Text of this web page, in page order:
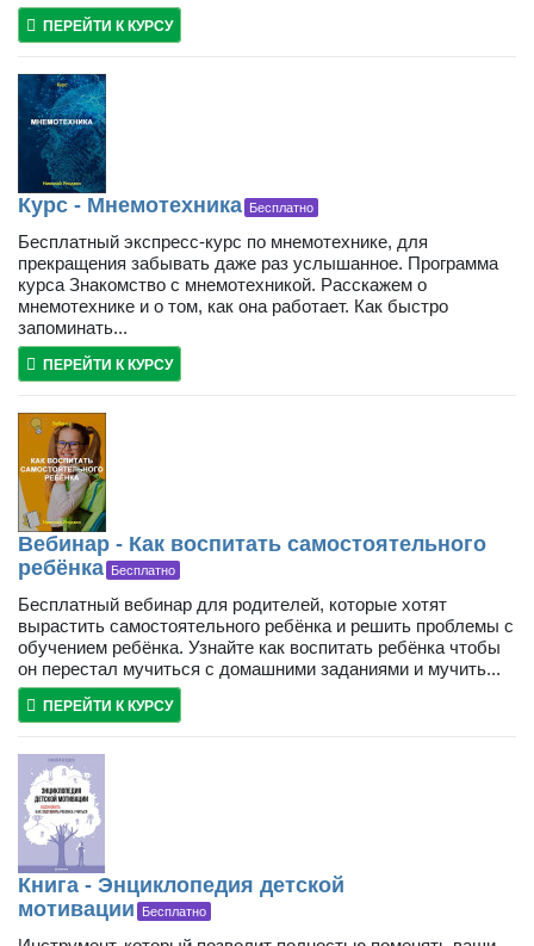
ПЕРЕЙТИ К КУРСУ
Курс - Мнемотехника Бесплатно
Бесплатный экспресс-курс по мнемотехнике, для
прекращения забывать даже раз услышанное. Программа
курса Знакомство с мнемотехникой. Расскажем о
мнемотехнике и о том, как она работает. Как быстро
запоминать...
ПЕРЕЙТИ К КУРСУ
Вебинар - Как воспитать самостоятельного
ребёнка Бесплатно
Бесплатный вебинар для родителей, которые хотят
вырастить самостоятельного ребёнка и решить проблемы с
обучением ребёнка. Узнайте как воспитать ребёнка чтобы
он перестал мучиться с домашними заданиями и мучить...
ПЕРЕЙТИ К КУРСУ
Книга - Энциклопедия детской
мотивации
Бесплатно